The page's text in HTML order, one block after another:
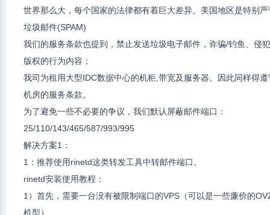
世界那么大，每个国家的法律都有着巨大差异。美国地区是特别严
垃圾邮件(SPAM)
我们的服务条款也提到，禁止发送垃圾电子邮件，诈骗/钓鱼、侵犯
版权的行为内容；
我司为租用大型IDC数据中心的机柜,带宽及服务器。因此同样得遵
机房的服务条款。
为了避免一些不必要的争议，我们默认屏蔽邮件端口：
25/110/143/465/587/993/995
解决方案1：
1：推荐使用rinetd这类转发工具中转邮件端口。
rinetd安装使用教程：
1）首先，需要一台没有被限制端口的VPS（可以是一些廉价的
机型）